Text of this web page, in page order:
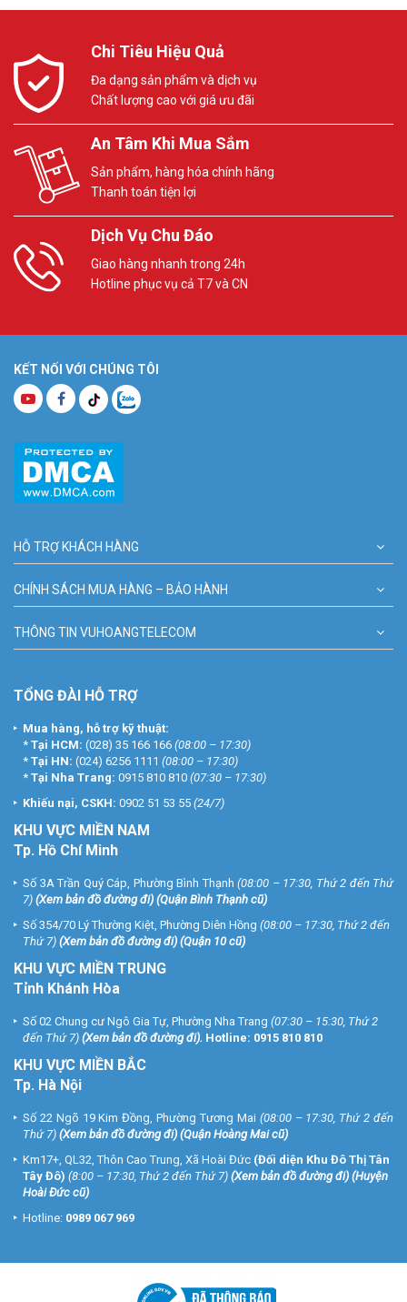
Chi Tiêu Hiệu Quả
Đa dạng sản phẩm và dịch vụ
Chất lượng cao với giá ưu đãi
An Tâm Khi Mua Sắm
Sản phẩm, hàng hóa chính hãng
Thanh toán tiện lợi
Dịch Vụ Chu Đáo
Giao hàng nhanh trong 24h
Hotline phục vụ cả T7 và CN
KẾT NỐI VỚI CHÚNG TÔI
HỖ TRỢ KHÁCH HÀNG
CHÍNH SÁCH MUA HÀNG – BẢO HÀNH
THÔNG TIN VUHOANGTELECOM
TỔNG ĐÀI HỖ TRỢ
Mua hàng, hỗ trợ kỹ thuật:
* Tại HCM: (028) 35 166 166 (08:00 – 17:30)
* Tại HN: (024) 6256 1111 (08:00 – 17:30)
* Tại Nha Trang: 0915 810 810 (07:30 – 17:30)
Khiếu nại, CSKH: 0902 51 53 55 (24/7)
KHU VỰC MIỀN NAM
Tp. Hồ Chí Minh
Số 3A Trần Quý Cáp, Phường Bình Thạnh (08:00 – 17:30, Thứ 2 đến Thứ
7) (Xem bản đồ đường đi) (Quận Bình Thạnh cũ)
Số 354/70 Lý Thường Kiệt, Phường Diên Hồng (08:00 – 17:30, Thứ 2 đến
Thứ 7) (Xem bản đồ đường đi) (Quận 10 cũ)
KHU VỰC MIỀN TRUNG
Tỉnh Khánh Hòa
Số 02 Chung cư Ngô Gia Tự, Phường Nha Trang (07:30 – 15:30, Thứ 2
đến Thứ 7) (Xem bản đồ đường đi). Hotline: 0915 810 810
KHU VỰC MIỀN BẮC
Tp. Hà Nội
Số 22 Ngõ 19 Kim Đồng, Phường Tương Mai (08:00 – 17:30, Thứ 2 đến
Thứ 7) (Xem bản đồ đường đi) (Quận Hoàng Mai cũ)
Km17+, QL32, Thôn Cao Trung, Xã Hoài Đức (Đối diện Khu Đô Thị Tân
Tây Đô) (8:00 – 17:30, Thứ 2 đến Thứ 7) (Xem bản đồ đường đi) (Huyện
Hoài Đức cũ)
Hotline: 0989 067 969